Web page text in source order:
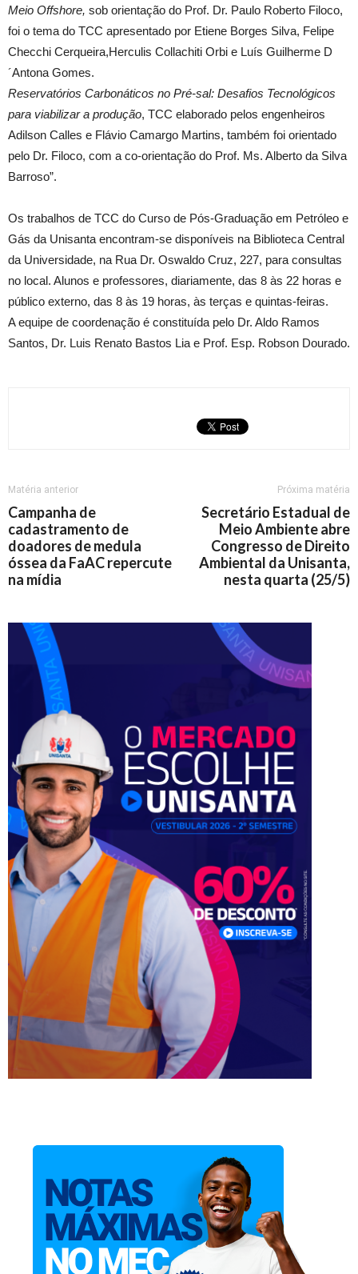
Meio Offshore, sob orientação do Prof. Dr. Paulo Roberto Filoco,
foi o tema do TCC apresentado por Etiene Borges Silva, Felipe
Checchi Cerqueira,Herculis Collachiti Orbi e Luís Guilherme D
´Antona Gomes.
Reservatórios Carbonáticos no Pré-sal: Desafios Tecnológicos
para viabilizar a produção, TCC elaborado pelos engenheiros
Adilson Calles e Flávio Camargo Martins, também foi orientado
pelo Dr. Filoco, com a co-orientação do Prof. Ms. Alberto da Silva
Barroso”.
Os trabalhos de TCC do Curso de Pós-Graduação em Petróleo e
Gás da Unisanta encontram-se disponíveis na Biblioteca Central
da Universidade, na Rua Dr. Oswaldo Cruz, 227, para consultas
no local. Alunos e professores, diariamente, das 8 às 22 horas e
público externo, das 8 às 19 horas, às terças e quintas-feiras.
A equipe de coordenação é constituída pelo Dr. Aldo Ramos
Santos, Dr. Luis Renato Bastos Lia e Prof. Esp. Robson Dourado.
Matéria anterior
Campanha de
cadastramento de
doadores de medula
óssea da FaAC repercute
na mídia
Próxima matéria
Secretário Estadual de
Meio Ambiente abre
Congresso de Direito
Ambiental da Unisanta,
nesta quarta (25/5)